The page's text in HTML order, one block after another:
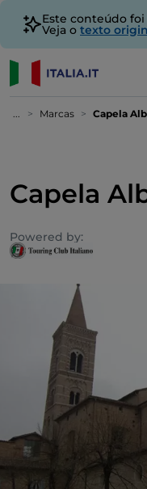
Este conteúdo
Veja o texto
... Marcas Capela
Capela
Powered by: